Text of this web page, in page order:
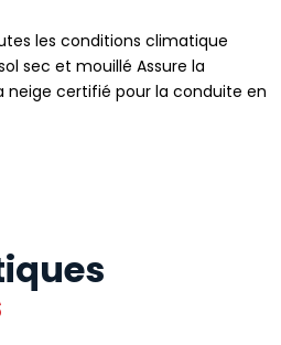
les conditions climatique
sec et mouillé Assure la
neige certifié pour la conduite en